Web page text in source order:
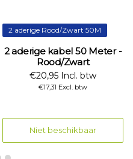
2 aderige Rood/Zwart 50M
2 aderige kabel 50 Meter -
Rood/Zwart
€20,95 Incl. btw
€17,31 Excl. btw
Niet beschikbaar